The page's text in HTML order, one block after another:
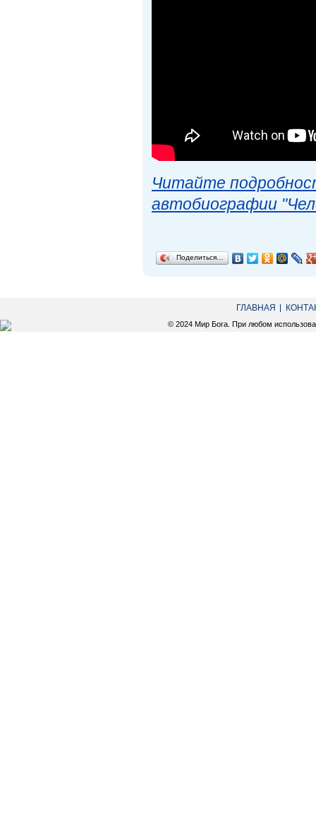
Читайте
автобиографии
Поделиться…
ГЛАВНАЯ
© 2024 Мир Бога. При любом